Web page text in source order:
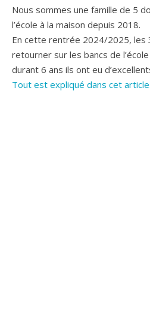
Nous sommes une famille de 5
l’école à la maison depuis 2018.
En cette rentrée 2024/2025, les
retourner sur les bancs de
durant 6 ans ils ont eu
Tout est expliqué dans cet article.